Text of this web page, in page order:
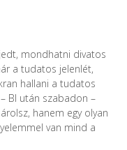
mondhatni divatos
a tudatos jelenlét,
hallani a tudatos
BI után szabadon –
hanem egy olyan
van mind a